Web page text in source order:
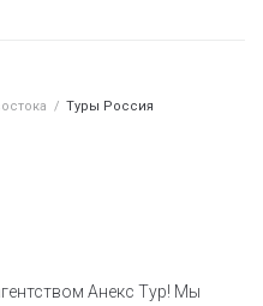
/ Туры Россия
Анекс Тур! Мы